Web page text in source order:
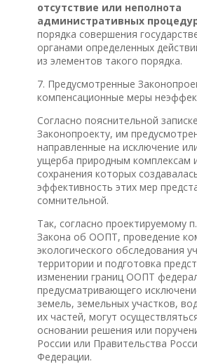
отсутствие или неполнота
административных
порядка совершения
органами определенных
из элементов такого порядка.
7. Предусмотренные
компенсационные меры
Согласно пояснительной
Законопроекту, им
направленные на исключение
ущерба природным комплексам
сохранения которых
эффективность этих мер
сомнительной.
Так, согласно проектируемому
Закона об ООПТ, проведение
экологического обследования
территории и подготовка
изменении границ ООПТ
предусматривающего
земель, земельных участков,
их частей, могут
основании решения или
России или Правительства
Федерации.